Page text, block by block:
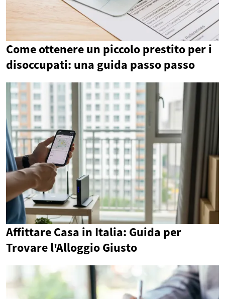
Come ottenere un piccolo prestito per i
disoccupati: una guida passo passo
Affittare Casa in Italia: Guida per
Trovare l'Alloggio Giusto